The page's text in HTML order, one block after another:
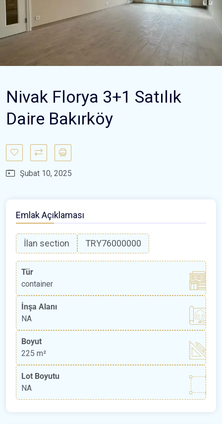
Nivak Florya 3+1 Satılık
Daire Bakırköy
Şubat 10, 2025
Emlak Açıklaması
İlan section TRY76000000
Tür
container
İnşa Alanı
NA
Boyut
225 m²
Lot Boyutu
NA